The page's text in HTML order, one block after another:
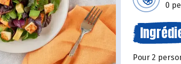
0
Pour 2